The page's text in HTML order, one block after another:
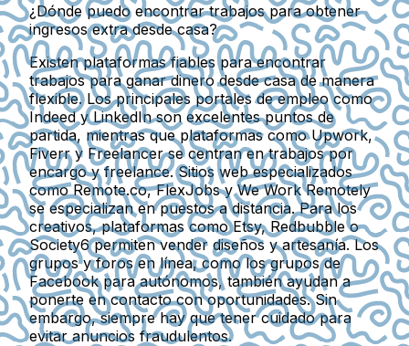
¿Dónde puedo encontrar trabajos para obtener
ingresos extra desde casa?
Existen plataformas fiables para encontrar
trabajos para ganar dinero desde casa de manera
flexible. Los principales portales de empleo como
IndeedyLinkedInson excelentes puntos de
partida, mientras que plataformas comoUpwork,
Fiverry Freelancerse centran en trabajos por
encargo y freelance. Sitios web especializados
comoRemote.co,FlexJobsyWe Work Remotely
se especializan en puestos a distancia. Para los
creativos, plataformas comoEtsy,Redbubbleo
Society6permiten vender diseños y artesanía. Los
grupos y foros en línea, como losgrupos de
Facebook para autónomos, también ayudan a
ponerte en contacto con oportunidades. Sin
embargo, siempre hay que tener cuidado para
evitar anuncios fraudulentos.